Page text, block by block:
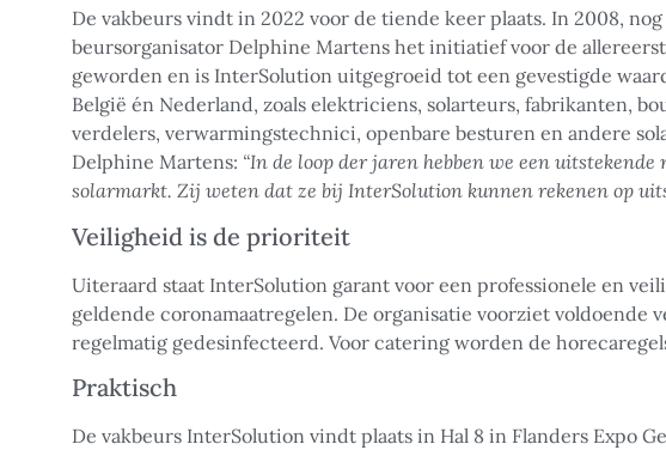
De vakbeurs vindt in 2022 voor de tiende keer plaats. In 2008,
beursorganisator Delphine Martens het initiatief voor de
geworden en is InterSolution uitgegroeid tot een gevestigde
België én Nederland, zoals elektriciens, solarteurs, fabrikanten,
verdelers, verwarmingstechnici, openbare besturen en andere
Delphine Martens: “In de loop der jaren hebben we een
solarmarkt. Zij weten dat ze bij InterSolution kunnen rekenen op
Veiligheid is de prioriteit
Uiteraard staat InterSolution garant voor een professionele en
geldende coronamaatregelen. De organisatie voorziet
regelmatig gedesinfecteerd. Voor catering worden de
Praktisch
De vakbeurs InterSolution vindt plaats in Hal 8 in Flanders Expo